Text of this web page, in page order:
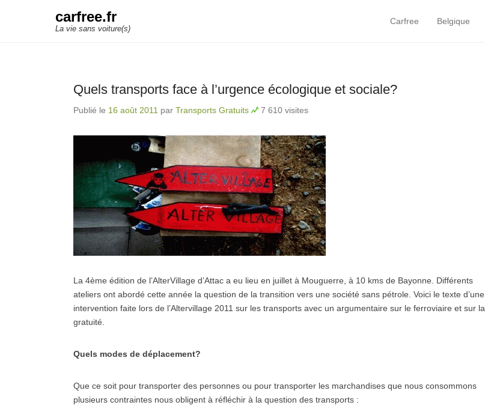
carfree.fr
La vie sans voiture(s)
Primary Menu
Skip to content
Carfree Belgique
Quels transports face à l’urgence écologique et sociale?
Publié le 16 août 2011 par Transports Gratuits 7 610 visites
La 4ème édition de l’AlterVillage d’Attac a eu lieu en juillet à Mouguerre, à 10 kms de Bayonne. Différents
ateliers ont abordé cette année la question de la transition vers une société sans pétrole. Voici le texte d’une
intervention faite lors de l’Altervillage 2011 sur les transports avec un argumentaire sur le ferroviaire et sur la
gratuité.
Quels modes de déplacement?
Que ce soit pour transporter des personnes ou pour transporter les marchandises que nous consommons
plusieurs contraintes nous obligent à réfléchir à la question des transports :